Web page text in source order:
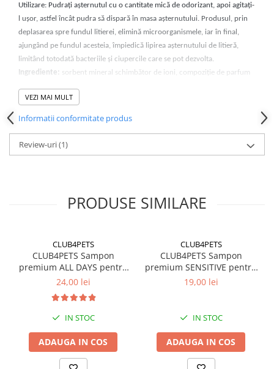
Utilizare: Pudrați așternutul cu o cantitate mică de odorizant, apoi agitați-
l ușor, astfel încât pudra să dispară în masa așternutului. Produsul, prin
deplasarea spre fundul litierei, elimină microorganismele, iar în final,
ajungând pe fundul acesteia, împiedică lipirea așternutului de litieră,
limitând totodată bacteriile și ciupercile care se pot dezvolta.
Ingrediente: sorbent mineral schimbător de ioni, compoziție de parfum
Precauții:A nu se lăsa la îndemâna copiilor. În cazul ingerării, a se
consuma multă apă. Are efect de uscare a pielii.
VEZI MAI MULT
Informatii conformitate produs
Review-uri(1)
PRODUSE SIMILARE
CLUB4PETS
CLUB4PETS Sampon
premium ALL DAYS pentru
caini si pisici, Uz zilnic, 500
24,00 lei
IN STOC
ADAUGA IN COS
CLUB4PETS
CLUB4PETS Sampon
premium SENSITIVE pentru
caini adulti cu pielea
19,00 lei
IN STOC
ADAUGA IN COS